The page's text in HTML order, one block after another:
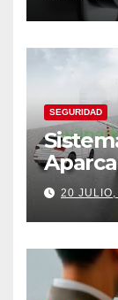
SEGURIDAD
20